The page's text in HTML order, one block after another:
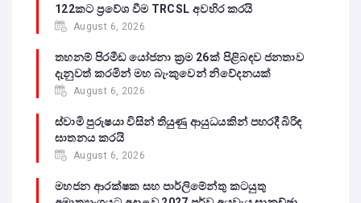
122කට ප්‍රවේශ වීම TRCSL අවහිර කරයි
August 6, 2026
තහනම් පිරමීඩ යෝජනා ක්‍රම 26ක් පිළිබඳව ජනතාව
දැනුවත් කරමින් මහ බැංකුවෙන් නිවේදනයක්
August 6, 2026
ස්වාමි පුරුෂයා විසින් තියුණු ආයුධයකින් පහරදී බිරිඳ
ඝාතනය කරයි
August 6, 2026
මහජන ආරක්ෂක සහ පාර්ලිමේන්තු කටයුතු